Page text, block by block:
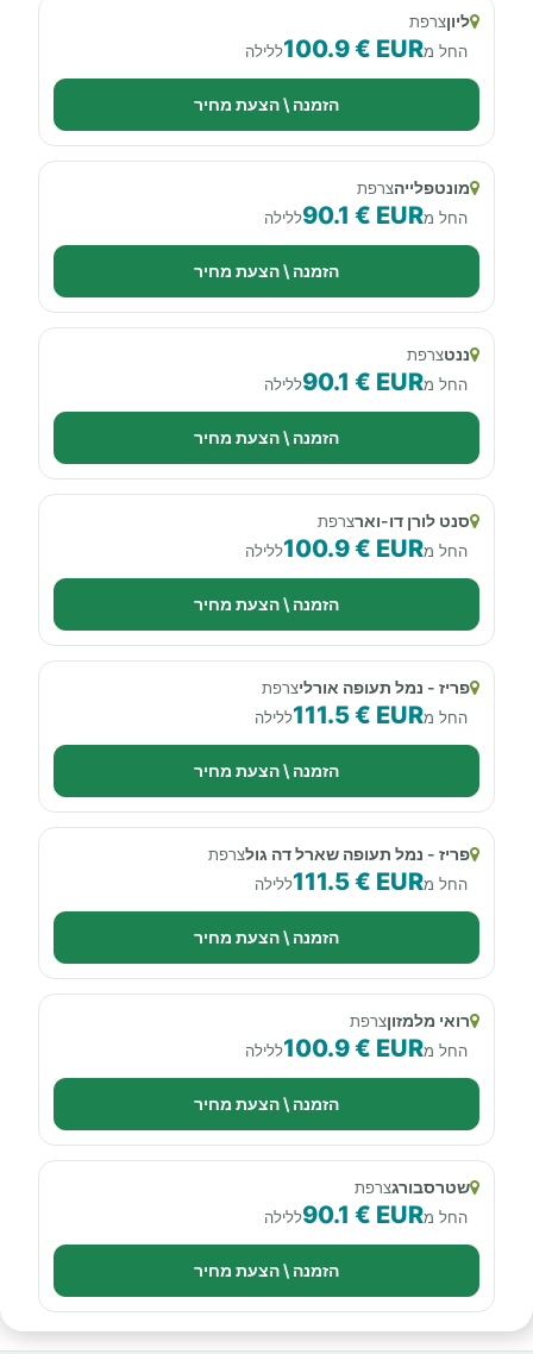
ליוןצרפת
החל מ100.9 € EURללילה
הזמנה \ הצעת מחיר
מונטפלייהצרפת
החל מ90.1 € EURללילה
הזמנה \ הצעת מחיר
ננטצרפת
החל מ90.1 € EURללילה
הזמנה \ הצעת מחיר
סנט לורן דו-וארצרפת
החל מ100.9 € EURללילה
הזמנה \ הצעת מחיר
פריז - נמל תעופה אורליצרפת
החל מ111.5 € EURללילה
הזמנה \ הצעת מחיר
פריז - נמל תעופה שארל דה גולצרפת
החל מ111.5 € EURללילה
הזמנה \ הצעת מחיר
רואי מלמזוןצרפת
החל מ100.9 € EURללילה
הזמנה \ הצעת מחיר
שטרסבורגצרפת
החל מ90.1 € EURללילה
הזמנה \ הצעת מחיר